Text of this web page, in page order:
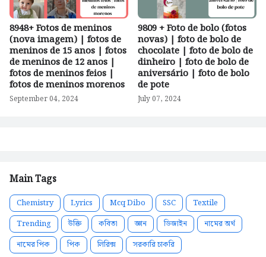
8948+ Fotos de meninos
(nova imagem) | fotos de
meninos de 15 anos | fotos
de meninos de 12 anos |
fotos de meninos feios |
fotos de meninos morenos
September 04, 2024
9809 + Foto de bolo (fotos
novas) | foto de bolo de
chocolate | foto de bolo de
dinheiro | foto de bolo de
aniversário | foto de bolo
de pote
July 07, 2024
Main Tags
Chemistry Lyrics Mcq Dibo SSC
Textile
Trending
উক্তি কবিতা জ্ঞান ডিজাইন
নামের অর্থ
নামের পিক
পিক লিরিক্স সরকারি চাকরি